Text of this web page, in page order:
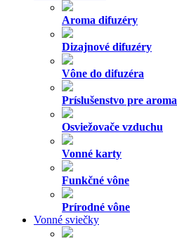
Aroma difuzéry
Dizajnové difuzéry
Vône do difuzéra
Príslušenstvo pre
Osviežovače vzduchu
Vonné karty
Funkčné vône
Prírodné vône
Vonné sviečky